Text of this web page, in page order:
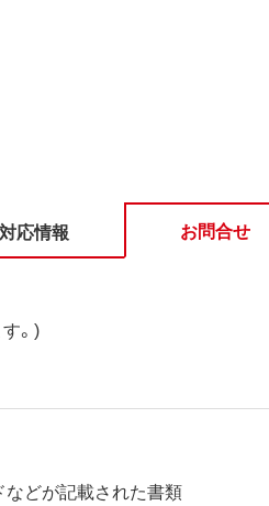
対応情報 お問合せ
。)
どが記載された書類